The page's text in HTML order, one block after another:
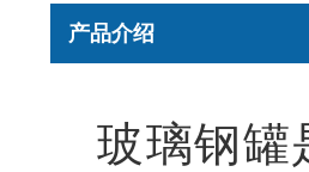
产品介绍
玻璃钢罐